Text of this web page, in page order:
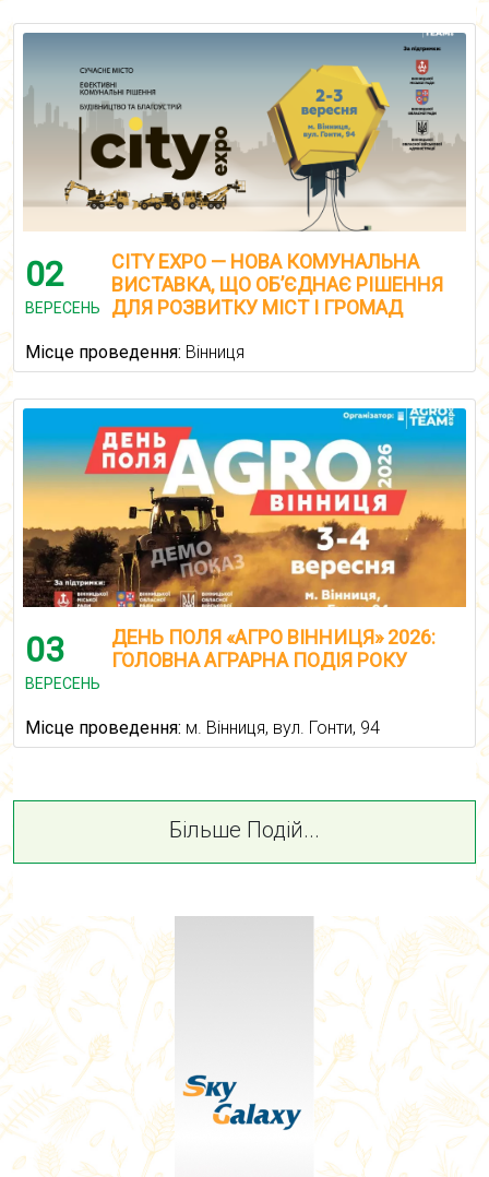
02
ВЕРЕСЕНЬ
CITY EXPO — НОВА КОМУНАЛЬНА
ВИСТАВКА, ЩО ОБ’ЄДНАЄ РІШЕННЯ
ДЛЯ РОЗВИТКУ МІСТ І ГРОМАД
Місце проведення: Вінниця
03
ВЕРЕСЕНЬ
ДЕНЬ ПОЛЯ «АГРО ВІННИЦЯ» 2026:
ГОЛОВНА АГРАРНА ПОДІЯ РОКУ
Місце проведення: м. Вінниця, вул. Гонти, 94
Більше Подій...